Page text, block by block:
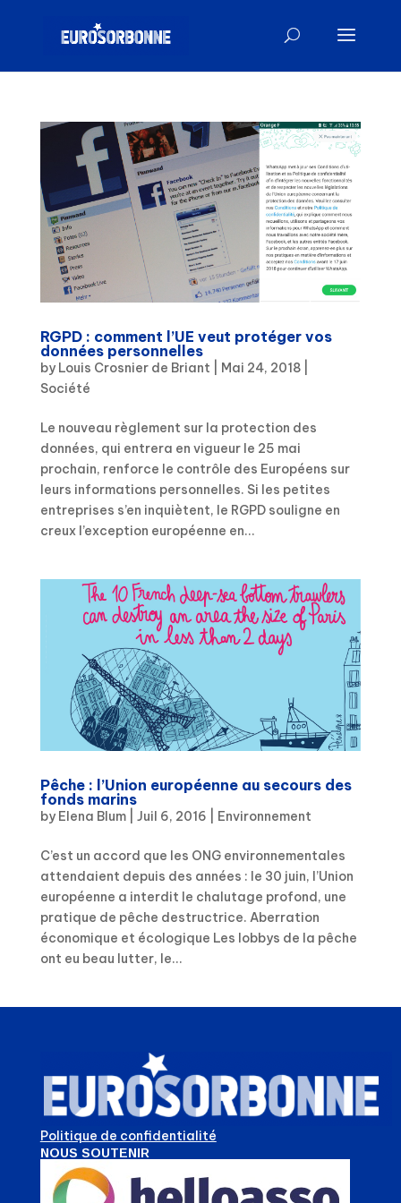
RGPD : comment l’UE veut protéger vos
données personnelles
by Louis Crosnier de Briant Mai 24, 2018|
Société
Le nouveau règlement sur la protection des
données, qui entrera en vigueur le 25 mai
prochain, renforce le contrôle des Européens sur
leurs informations personnelles. Si les petites
entreprises s’en inquiètent, le RGPD souligne en
creux l’exception européenne en...
Pêche : l’Union européenne au secours des
fonds marins
by Elena Blum| Juil 6, 2016 Environnement
C’est un accord que les ONG environnementales
attendaient depuis des années : le 30 juin, l’Union
européenne a interdit le chalutage profond, une
pratique de pêche destructrice. Aberration
économique et écologique Les lobbys de la pêche
ont eu beau lutter, le...
Politique de confidentialité
NOUS SOUTENIR